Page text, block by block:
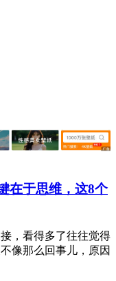
在于思维，这8个
，看得多了往往觉得
像那么回事儿，原因